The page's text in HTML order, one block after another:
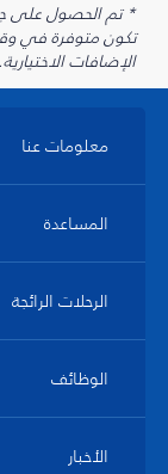
تكون متوفرة في
الإضافات الاختيارية.
معلومات عنا
المساعدة
الرحلات الرائجة
الوظائف
الأخبار